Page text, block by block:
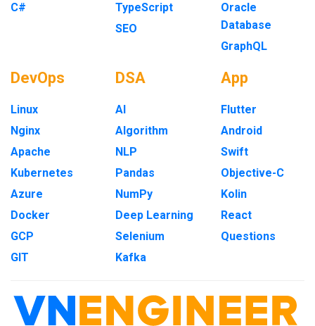
C#
TypeScript
SEO
Oracle
Database
GraphQL
DevOps
Linux
Nginx
Apache
Kubernetes
Azure
Docker
GCP
GIT
DSA
AI
Algorithm
NLP
Pandas
NumPy
Deep Learning
Selenium
Kafka
App
Flutter
Android
Swift
Objective-C
Kolin
React
Questions